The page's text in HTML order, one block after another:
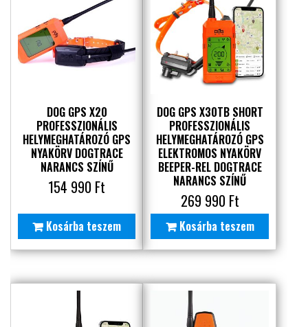
DOG GPS X20
PROFESSZIONÁLIS
HELYMEGHATÁROZÓ GPS
NYAKÖRV DOGTRACE
NARANCS SZÍNŰ
154 990 Ft
Kosárba teszem
DOG GPS X30TB SHORT
PROFESSZIONÁLIS
HELYMEGHATÁROZÓ GPS
ELEKTROMOS NYAKÖRV
BEEPER-REL DOGTRACE
NARANCS SZÍNŰ
269 990 Ft
Kosárba teszem